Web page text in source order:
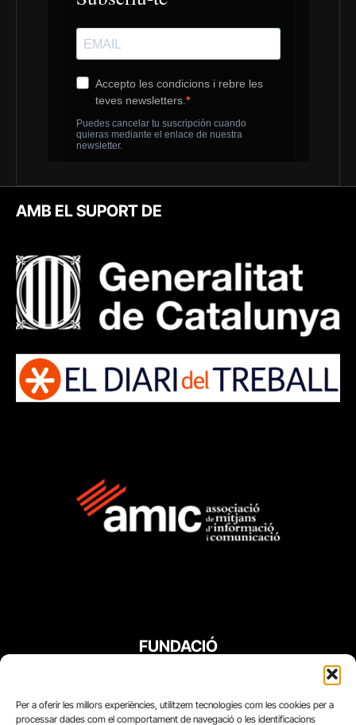
Per a oferir les millors experiències, utilitzem tecnologies com les cookies per a
processar dades com el comportament de navegació o les identificacions
AMB EL SUPORT DE
FUNDACIÓ